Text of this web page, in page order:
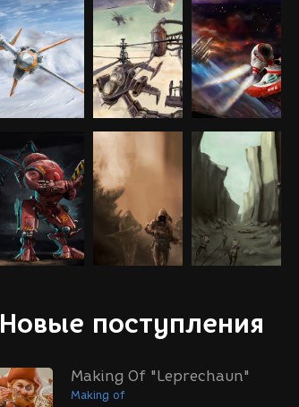
Новые поступления
Making Of "Leprechaun"
Making of